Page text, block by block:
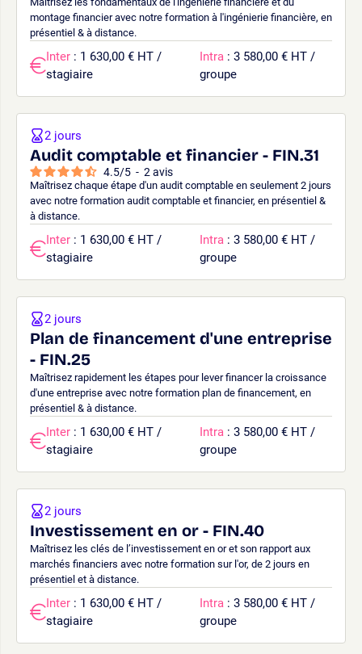
montage financier avec notre formation à l'ingénierie financière, en
présentiel & à distance.
Inter : 1 630,00 € HT /
stagiaire
Intra : 3 580,00 € HT /
groupe
Audit comptable et financier - FIN.31
4.5/5 - 2 avis
Maîtrisez chaque étape d'un audit comptable en seulement 2 jours
avec notre formation audit comptable et financier, en présentiel &
à distance.
2 jours
Inter : 1 630,00 € HT /
stagiaire
Intra : 3 580,00 € HT /
groupe
Plan de financement d'une entreprise
- FIN.25
Maîtrisez rapidement les étapes pour lever financer la croissance
d'une entreprise avec notre formation plan de financement, en
présentiel & à distance.
2 jours
Inter : 1 630,00 € HT /
stagiaire
Intra : 3 580,00 € HT /
groupe
Investissement en or - FIN.40
Maîtrisez les clés de l’investissement en or et son rapport aux
marchés financiers avec notre formation sur l'or, de 2 jours en
présentiel et à distance.
2 jours
Inter : 1 630,00 € HT /
stagiaire
Intra : 3 580,00 € HT /
groupe